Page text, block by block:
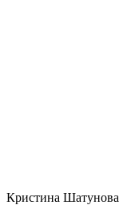
Кристина Шатунова